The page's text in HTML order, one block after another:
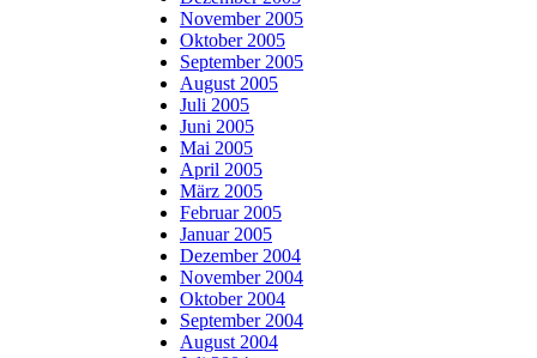
November 2005
Oktober 2005
September 2005
August 2005
Juli 2005
Juni 2005
Mai 2005
April 2005
März 2005
Februar 2005
Januar 2005
Dezember 2004
November 2004
Oktober 2004
September 2004
August 2004